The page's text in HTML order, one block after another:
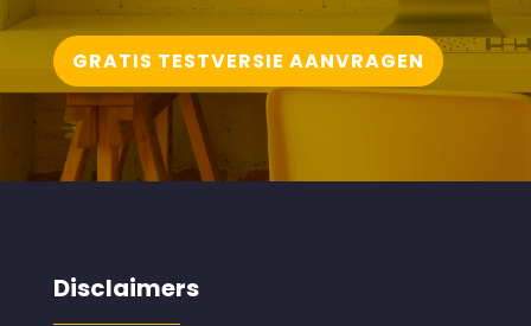
GRATIS TESTVERSIE AANVRAGEN
Disclaimers